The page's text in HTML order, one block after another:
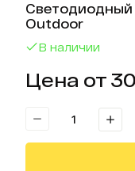
Светодиодный
Outdoor
В наличии
Цена от